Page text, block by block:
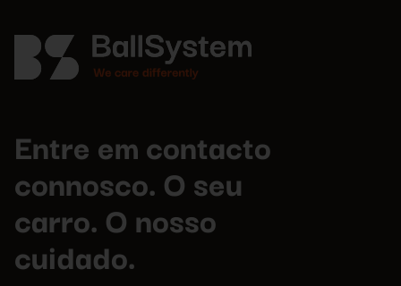
Entre em contacto
connosco. O seu
carro. O nosso
cuidado.